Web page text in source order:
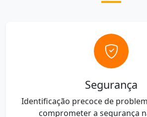
Segurança
Identificação precoce de
comprometer a segurança